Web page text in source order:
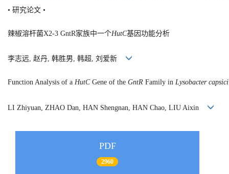
• 研究论文 •
辣椒溶杆菌X2-3 GntR家族中一个HutC基因功能分析
李志远, 赵丹, 韩胜男, 韩超, 刘爱新
Function Analysis of a HutCGene of the GntR Family in Lysobacter capsici
LI Zhiyuan, ZHAO Dan, HAN Shengnan, HAN Chao, LIU Aixin
PDF
2960